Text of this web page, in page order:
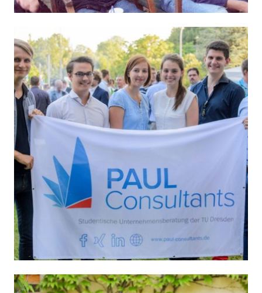
20. Geburtstag – Samstag
20. Geburtstag – Freitag